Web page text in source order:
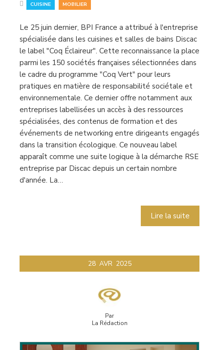
CUISINE MOBILIER
Le 25 juin dernier, BPI France a attribué à l'entreprise
spécialisée dans les cuisines et salles de bains Discac
le label "Coq Éclaireur". Cette reconnaissance la place
parmi les 150 sociétés françaises sélectionnées dans
le cadre du programme "Coq Vert" pour leurs
pratiques en matière de responsabilité sociétale et
environnementale. Ce dernier offre notamment aux
entreprises labellisées un accès à des ressources
spécialisées, des contenus de formation et des
événements de networking entre dirigeants engagés
dans la transition écologique. Ce nouveau label
apparaît comme une suite logique à la démarche RSE
entreprise par Discac depuis un certain nombre
d'année. La…
Lire la suite
28 AVR 2025
Par
La Rédaction